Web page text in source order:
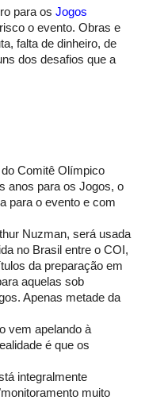
para os Jogos
o evento. Obras e
falta de dinheiro, de
dos desafios que a
Comitê Olímpico
anos para os Jogos, o
para o evento e com
Nuzman, será usada
no Brasil entre o COI,
da preparação em
aquelas sob
Apenas metade da
vem apelando à
é que os
integralmente
muito